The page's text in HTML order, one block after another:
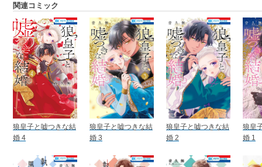
関連コミック
狼皇子と嘘つきな結
婚 4
狼皇子と嘘つきな結
婚 3
狼皇子と嘘つきな結
婚 2
狼皇
婚 1